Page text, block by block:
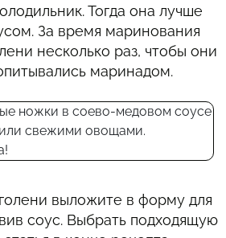
Тогда она лучше
За время маринования
несколько раз, чтобы они
маринадом.
выложите в форму для
соус. Выбрать подходящую